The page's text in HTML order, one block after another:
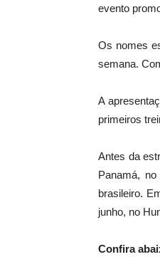
evento
Os nomes
semana.
A
primeiros
Antes da
Panamá,
brasileiro.
junho, no
Confira